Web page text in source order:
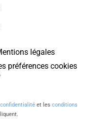
légales
préférences cookies
confidentialitéet les conditions